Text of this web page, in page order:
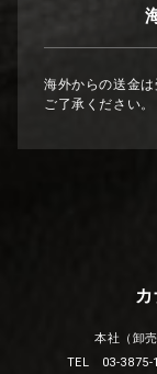
海外からの送金は
ご了承ください。
本社（卸
TEL 03-3875-